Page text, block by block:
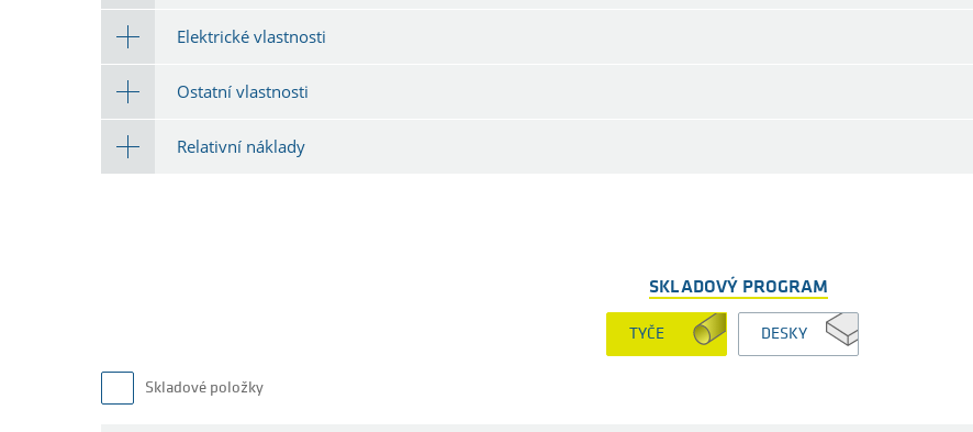
Elektrické vlastnosti
Ostatní vlastnosti
Relativní náklady
SKLADOVÝ PROGRAM
TYČE DESKY
Skladové položky